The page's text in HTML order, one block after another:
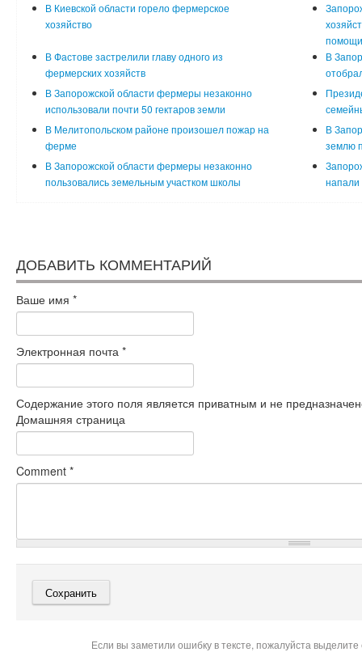
В Киевской области горело фермерское
хозяйство
помощи
В Фастове застрелили главу одного из
фермерских хозяйств
В
В Запорожской области фермеры незаконно
использовали почти 50 гектаров земли
В Мелитопольском районе произошел пожар на
ферме
В
землю
В Запорожской области фермеры незаконно
пользовались земельным участком школы
напали
ДОБАВИТЬ КОММЕНТАРИЙ
Ваше имя *
Электронная почта *
Содержание этого поля является приватным и не
Домашняя страница
Comment *
Если вы заметили ошибку в тексте, пожалуйста